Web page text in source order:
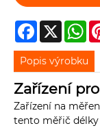
Facebook
X
Popis výrobku
Zařízení
Zařízení na
tento měřič délky